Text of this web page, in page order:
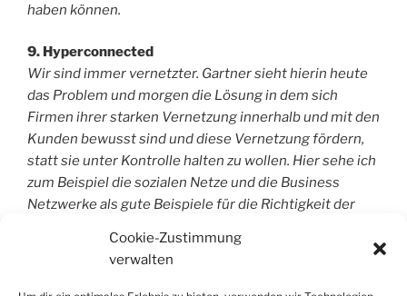
Cookie-Zustimmung
verwalten
haben können.
9. Hyperconnected
Wir sind immer vernetzter. Gartner sieht hierin heute
das Problem und morgen die Lösung in dem sich
Firmen ihrer starken Vernetzung innerhalb und mit den
Kunden bewusst sind und diese Vernetzung fördern,
statt sie unter Kontrolle halten zu wollen. Hier sehe ich
zum Beispiel die sozialen Netze und die Business
Netzwerke als gute Beispiele für die Richtigkeit der
erlange ich durch Crowdsourcing, durch die Frage, die
ich an die Netzcommunity stelle und die mir sehr oft
durch jemanden beantwortet wird, der entweder